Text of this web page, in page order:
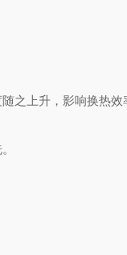
之上升，影响换热效